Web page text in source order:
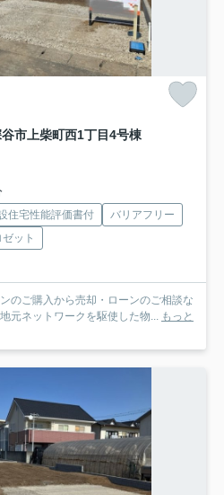
市上柴町西1丁目4号棟
住宅性能評価書付
バリアフリー
ット
のご購入から売却・ローンのご相談な
元ネットワークを駆使した物...
もっと